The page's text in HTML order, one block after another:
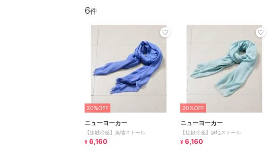
6
20%OFF
ニューヨーカー
【接触冷感】無地ストール
¥ 6,160
20%OFF
ニューヨーカー
【接触冷感】無地ストール
¥ 6,160